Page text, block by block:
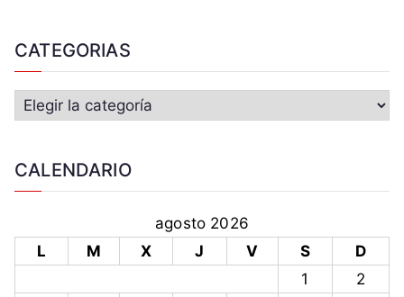
CATEGORIAS
CALENDARIO
agosto 2026
L
M X J V S
D
1
2